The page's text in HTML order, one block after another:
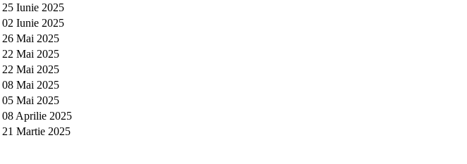
25 Iunie 2025
02 Iunie 2025
26 Mai 2025
22 Mai 2025
22 Mai 2025
08 Mai 2025
05 Mai 2025
08 Aprilie 2025
21 Martie 2025